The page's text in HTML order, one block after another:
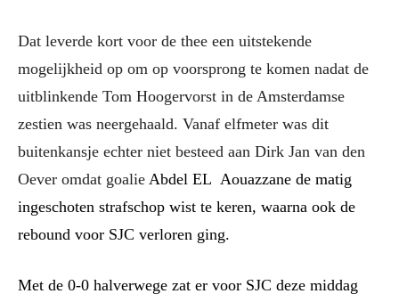
Dat leverde kort voor de thee een uitstekende
mogelijkheid op om op voorsprong te komen nadat de
uitblinkende Tom Hoogervorst in de Amsterdamse
zestien was neergehaald. Vanaf elfmeter was dit
buitenkansje echter niet besteed aan Dirk Jan van den
Oever omdat goalie Abdel EL Aouazzane de matig
ingeschoten strafschop wist te keren, waarna ook de
rebound voor SJC verloren ging.
Met de 0-0 halverwege zat er voor SJC deze middag